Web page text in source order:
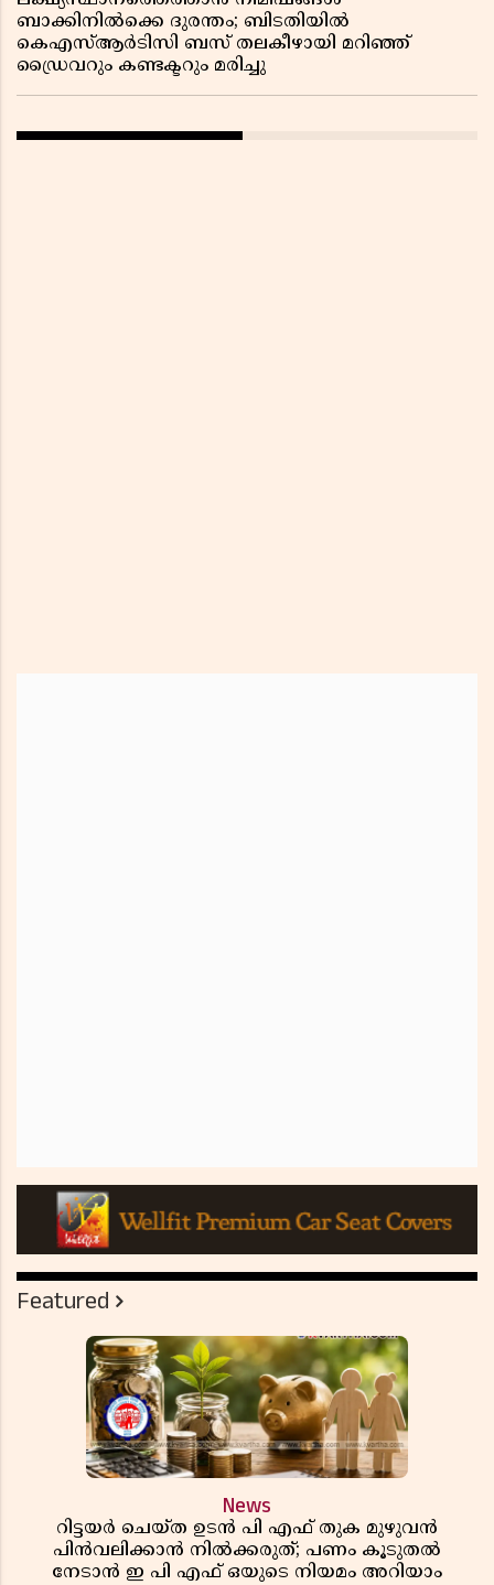
ബാക്കിനിൽക്കെ ദുരന്തം; ബിടതിയിൽ
കെഎസ്ആർടിസി ബസ് തലകീഴായി മറിഞ്ഞ്
ഡ്രൈവറും കണ്ടക്ടറും മരിച്ചു
Featured
News
റിട്ടയർ ചെയ്ത ഉടൻ പി എഫ് തുക മുഴുവൻ
പിൻവലിക്കാൻ നിൽക്കരുത്; പണം കൂടുതൽ
നേടാൻ ഇ പി എഫ് ഒയുടെ നിയമം അറിയാം